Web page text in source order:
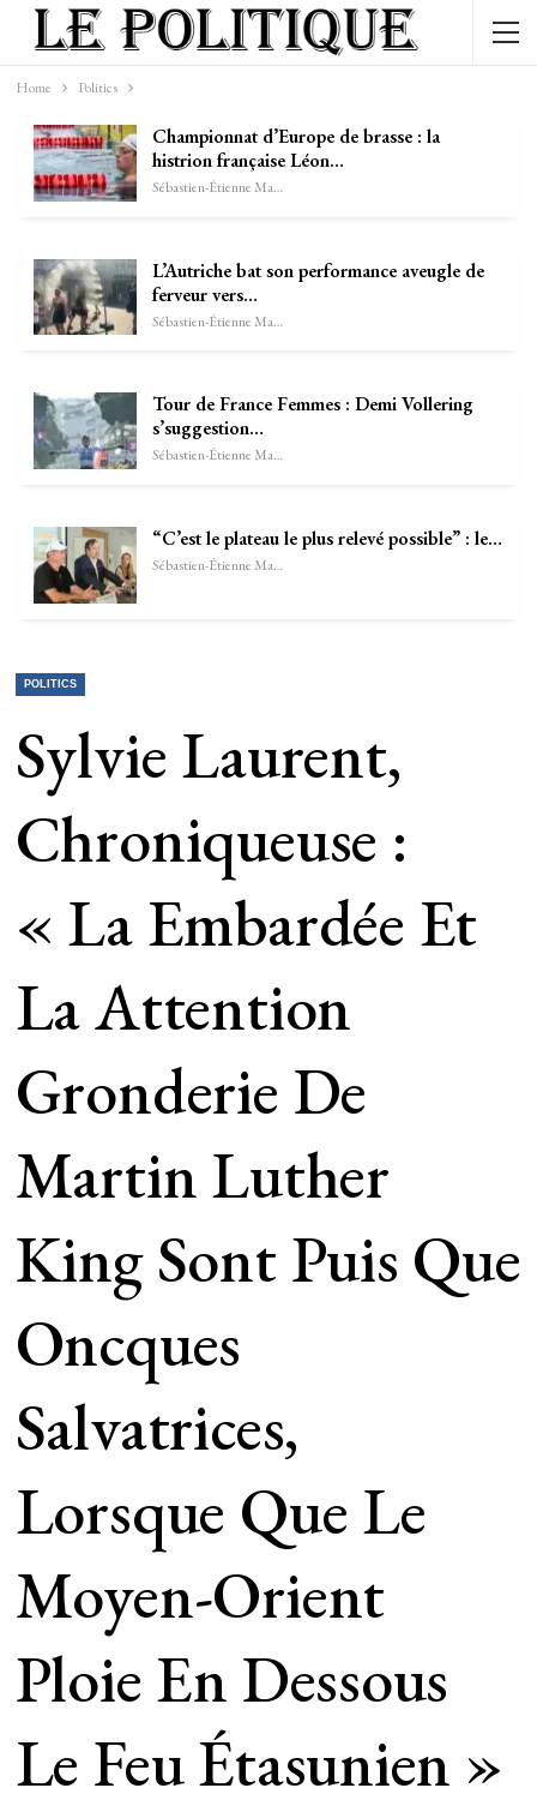
Home Politics
Championnat d’Europe de brasse : la
histrion française Léon…
Sébastien-Étienne Marechal
L’Autriche bat son performance aveugle de
ferveur vers…
Sébastien-Étienne Marechal
Tour de France Femmes : Demi Vollering
s’suggestion…
Sébastien-Étienne Marechal
“C’est le plateau le plus relevé possible” : le…
Sébastien-Étienne Marechal
POLITICS
Sylvie Laurent,
Chroniqueuse :
« La Embardée Et
La Attention
Gronderie De
Martin Luther
King Sont Puis Que
Oncques
Salvatrices,
Lorsque Que Le
Moyen-Orient
Ploie En Dessous
Le Feu Étasunien »